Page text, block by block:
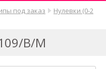
под заказ
Нулевки (0-2
B/M